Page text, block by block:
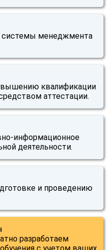
системы менеджмента
квалификации
аттестации.
информационное
деятельности.
и проведению
разработаем